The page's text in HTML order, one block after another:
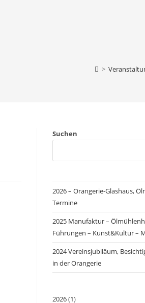
>
Suchen
2026 – Orangerie-Glashaus,
Termine
2025 Manufaktur –
Führungen – Kunst&Kultur –
2024 Vereinsjubiläum,
in der Orangerie
2026(1)